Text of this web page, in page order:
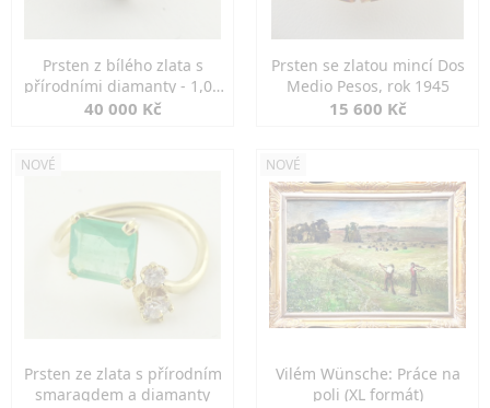
Prsten z bílého zlata s
přírodními diamanty - 1,00
ct
40 000 Kč
Prsten se zlatou mincí Dos
Medio Pesos, rok 1945
15 600 Kč
NOVÉ
Prsten ze zlata s přírodním
smaragdem a diamanty
NOVÉ
Vilém Wünsche: Práce na
poli (XL formát)